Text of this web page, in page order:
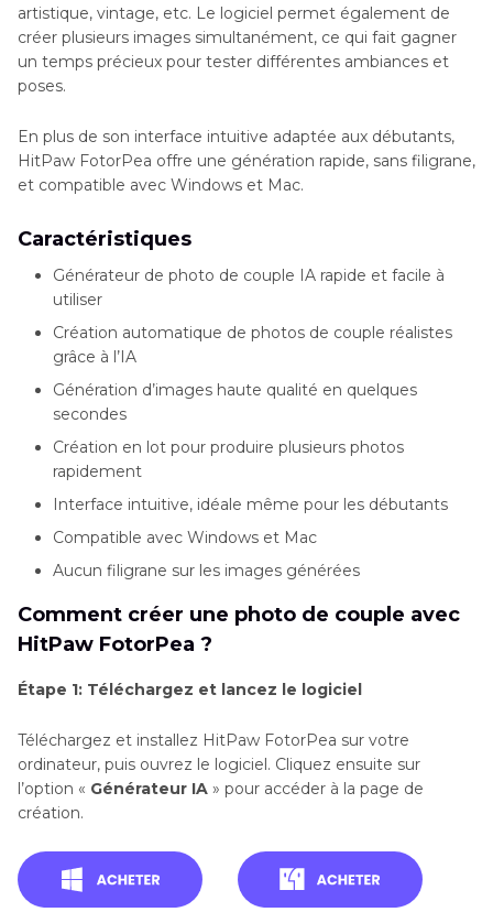
artistique, vintage, etc. Le logiciel permet également de
créer plusieurs images simultanément, ce qui fait gagner
un temps précieux pour tester différentes ambiances et
poses.
En plus de son interface intuitive adaptée aux débutants,
HitPaw FotorPea offre une génération rapide, sans filigrane,
et compatible avec Windows et Mac.
Caractéristiques
Générateur de photo de couple IA rapide et facile à
utiliser
Création automatique de photos de couple réalistes
grâce à l’IA
Génération d’images haute qualité en quelques
secondes
Création en lot pour produire plusieurs photos
rapidement
Interface intuitive, idéale même pour les débutants
Compatible avec Windows et Mac
Aucun filigrane sur les images générées
Comment créer une photo de couple avec
HitPaw FotorPea ?
Étape 1: Téléchargez et lancez le logiciel
Téléchargez et installez HitPaw FotorPea sur votre
ordinateur, puis ouvrez le logiciel. Cliquez ensuite sur
l’option « Générateur IA » pour accéder à la page de
création.